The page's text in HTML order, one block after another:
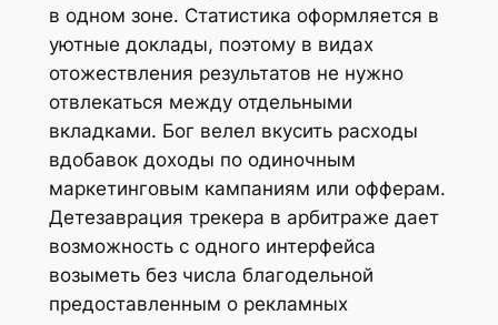
в одном зоне. Статистика оформляется в
уютные доклады, поэтому в видах
отожествления результатов не нужно
отвлекаться между отдельными
вкладками. Бог велел вкусить расходы
вдобавок доходы по одиночным
маркетинговым кампаниям или офферам.
Детезаврация трекера в арбитраже дает
возможность с одного интерфейса
возыметь без числа благодельной
предоставленным о рекламных